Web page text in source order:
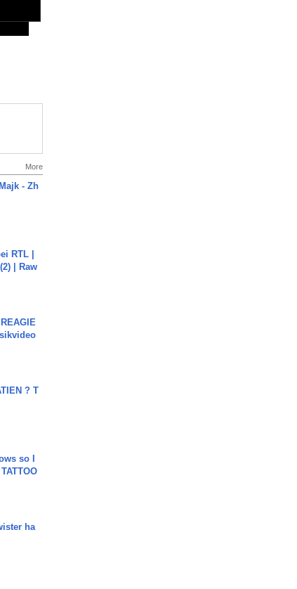
More
- Zh
RTL |
| Raw
? T
so I
ha